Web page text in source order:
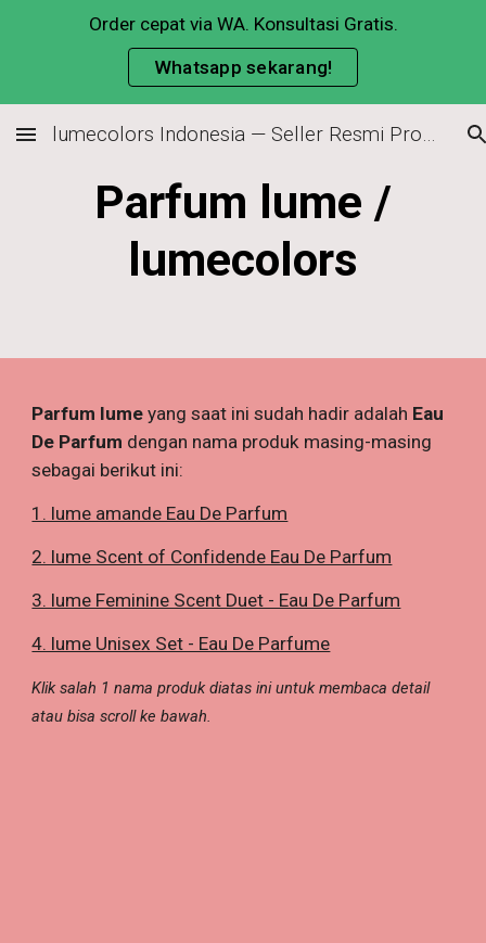
Skip to main content
Order cepat via WA. Konsultasi Gratis.
Whatsapp sekarang!
lumecolors Indonesia — Seller Resmi Produk Original & Cara Join Member
Parfum lume /
lumecolors
Parfum lumeyang saat ini sudah hadir adalah Eau
De Parfum dengan nama produk masing-masing
sebagai berikut ini:
1. lume amande Eau De Parfum
2. lume Scent of Confidende Eau De Parfum
3. lume Feminine Scent Duet - Eau De Parfum
4. lume Unisex Set - Eau De Parfume
Klik salah 1 nama produk diatas ini untuk membaca detail
atau bisa scroll ke bawah.